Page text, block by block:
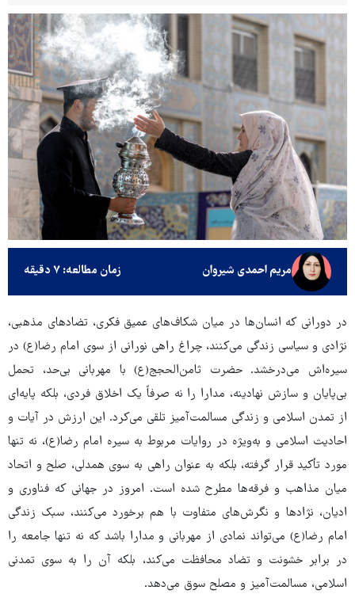
مریم احمدی شیروان زمان مطالعه: ۷ دقیقه
در دورانی که انسان‌ها در میان شکاف‌های عمیق فکری، تضادهای مذهبی،
نژادی و سیاسی زندگی می‌کنند، چراغ راهی نورانی از سوی امام رضا(ع) در
سیره‌اش می‌درخشد. حضرت ثامن‌الحجج(ع) با مهربانی بی‌حد، تحمل
بی‌پایان و سازش نهادینه، مدارا را نه صرفاً یک اخلاق فردی، بلکه پایه‌ای
از تمدن اسلامی و زندگی مسالمت‌آمیز تلقی می‌کرد. این ارزش در آیات و
احادیث اسلامی و به‌ویژه در روایات مربوط به سیره امام رضا(ع)، نه تنها
مورد تأکید قرار گرفته، بلکه به عنوان راهی به سوی همدلی، صلح و اتحاد
میان مذاهب و فرقه‌ها مطرح شده است. امروز در جهانی که فناوری و
ادیان، نژادها و نگرش‌های متفاوت با هم برخورد می‌کنند، سبک زندگی
امام رضا(ع) می‌تواند نمادی از مهربانی و مدارا باشد که نه تنها جامعه را
در برابر خشونت و تضاد محافظت می‌کند، بلکه آن را به سوی تمدنی
اسلامی، مسالمت‌آمیز و مصلح سوق می‌دهد.